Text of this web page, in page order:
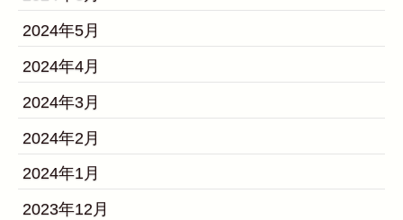
2024年5月
2024年4月
2024年3月
2024年2月
2024年1月
2023年12月